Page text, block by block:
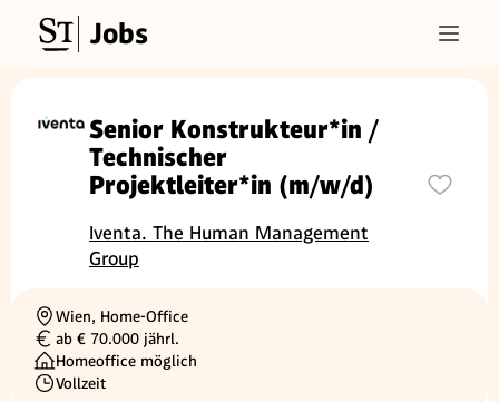
Jobs
Senior Konstrukteur*in /
Technischer
Projektleiter*in (m/w/d)
Iventa. The Human Management
Group
Ortschaft
Wien, Home-Office
Gehalt
ab € 70.000 jährl.
Homeoffice möglich
Beschäftigungsart
Vollzeit